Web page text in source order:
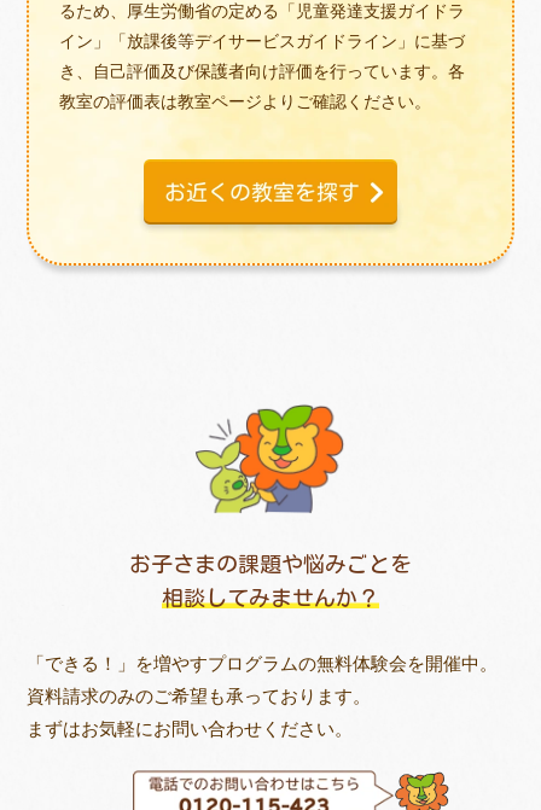
るため、厚生労働省の定める「児童発達支援ガイドラ
イン」「放課後等デイサービスガイドライン」に基づ
き、自己評価及び保護者向け評価を行っています。各
教室の評価表は教室ページよりご確認ください。
お子さまの課題や悩みごとを
相談してみませんか？
「できる！」を増やすプログラムの無料体験会を開催中。
資料請求のみのご希望も承っております。
まずはお気軽にお問い合わせください。